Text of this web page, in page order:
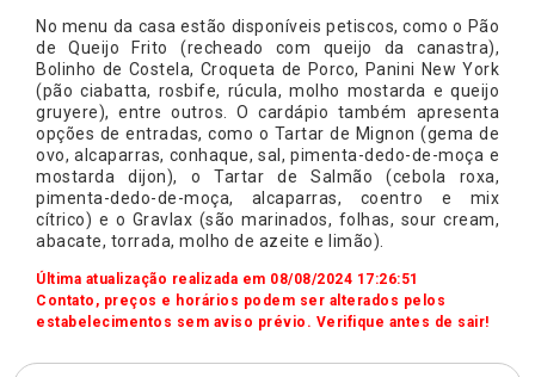
No menu da casa estão disponíveis petiscos, como o Pão
de Queijo Frito (recheado com queijo da canastra),
Bolinho de Costela, Croqueta de Porco, Panini New York
(pão ciabatta, rosbife, rúcula, molho mostarda e queijo
gruyere), entre outros. O cardápio também apresenta
opções de entradas, como o Tartar de Mignon (gema de
ovo, alcaparras, conhaque, sal, pimenta-dedo-de-moça e
mostarda dijon), o Tartar de Salmão (cebola roxa,
pimenta-dedo-de-moça, alcaparras, coentro e mix
cítrico) e o Gravlax (são marinados, folhas, sour cream,
abacate, torrada, molho de azeite e limão).
Última atualização realizada em 08/08/2024 17:26:51
Contato, preços e horários podem ser alterados pelos
estabelecimentos sem aviso prévio. Verifique antes de sair!